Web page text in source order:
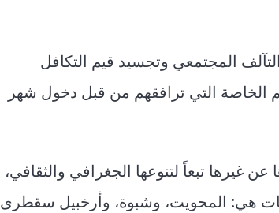
المجتمعي وتجسيد قيم التكافل
الخاصة التي ترافقهم من قبل دخول شهر
غيرها تبعاً لتنوعها الجغرافي والثقافي،
هي: المحويت، وشبوة، وأرخبيل سقطرى